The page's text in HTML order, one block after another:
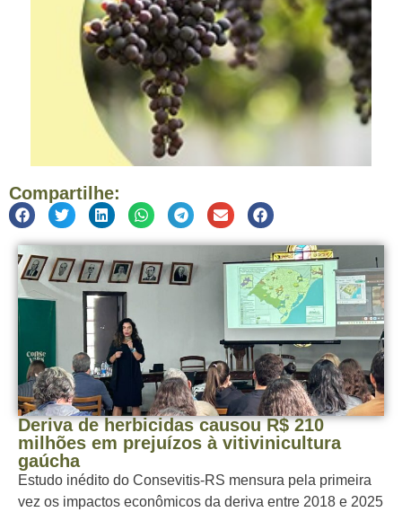
Compartilhe:
Deriva de herbicidas causou R$ 210
milhões em prejuízos à vitivinicultura
gaúcha
Estudo inédito do Consevitis-RS mensura pela primeira
vez os impactos econômicos da deriva entre 2018 e 2025